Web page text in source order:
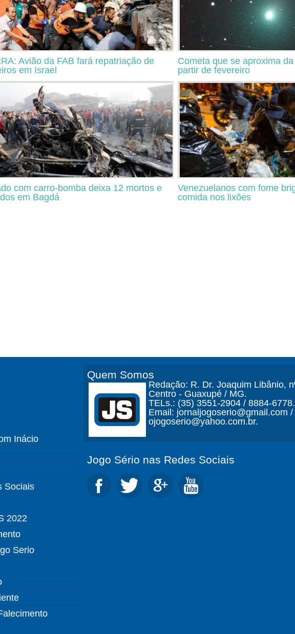
Avião da FAB fará repatriação de
em Israel
Cometa que se aproxima
partir de fevereiro
com carro-bomba deixa 12 mortos e
em Bagdá
Venezuelanos com fome
comida nos lixões
Inácio
Sociais
2022
Serio
Quem Somos
Redação: R. Dr. Joaquim Libânio,
Centro - Guaxupé / MG.
TELs.: (35) 3551-2904 / 8884-6778.
Email: jornaljogoserio@gmail.com /
ojogoserio@yahoo.com.br.
Jogo Sério nas Redes Sociais